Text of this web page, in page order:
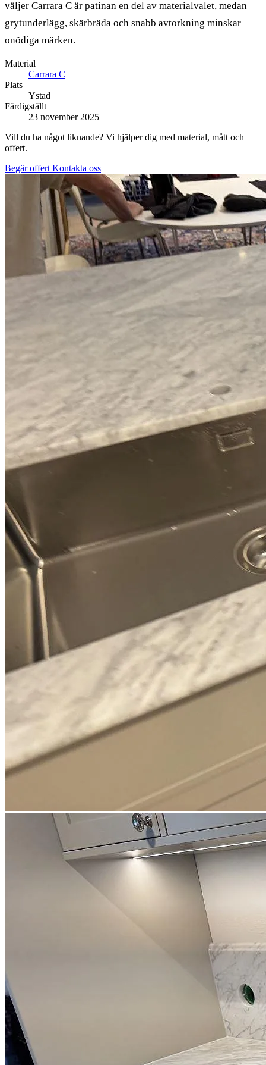
väljer Carrara C är patinan en del av materialvalet, medan
grytunderlägg, skärbräda och snabb avtorkning minskar
onödiga märken.
Material
Carrara C
Plats
Ystad
Färdigställt
23 november 2025
Vill du ha något liknande? Vi hjälper dig med material, mått och
offert.
Begär offert Kontakta oss